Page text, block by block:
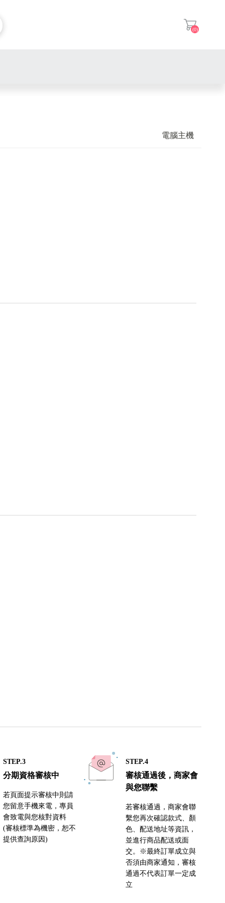
(0)
電腦主機
STEP.3
分期資格審核中
若頁面提示審核中則請
您留意手機來電，專員
會致電與您核對資料
(審核標準為機密，恕不
提供查詢原因)
STEP.4
審核通過後，商家會
與您聯繫
若審核通過，商家會聯
繫您再次確認款式、顏
色、配送地址等資訊，
並進行商品配送或面
交。※最終訂單成立與
否須由商家通知，審核
通過不代表訂單一定成
立